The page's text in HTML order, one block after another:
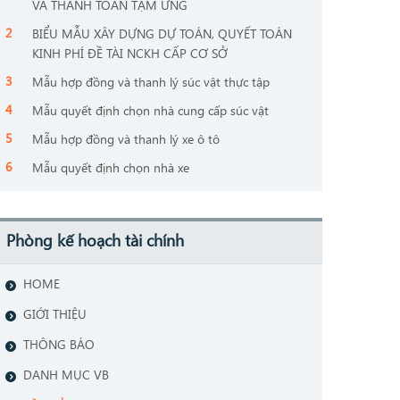
VÀ THANH TOÁN TẠM ỨNG
BIỂU MẪU XÂY DỰNG DỰ TOÁN, QUYẾT TOÁN
KINH PHÍ ĐỀ TÀI NCKH CẤP CƠ SỞ
Mẫu hợp đồng và thanh lý súc vật thực tập
Mẫu quyết định chọn nhà cung cấp súc vật
Mẫu hợp đồng và thanh lý xe ô tô
Mẫu quyết định chọn nhà xe
Phòng kế hoạch tài chính
HOME
GIỚI THIỆU
THÔNG BÁO
DANH MỤC VB